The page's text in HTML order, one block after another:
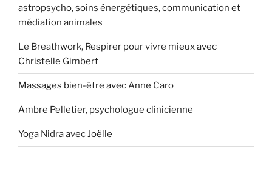
astropsycho, soins énergétiques, communication et
médiation animales
Le Breathwork, Respirer pour vivre mieux avec
Christelle Gimbert
Massages bien-être avec Anne Caro
Ambre Pelletier, psychologue clinicienne
Yoga Nidra avec Joëlle